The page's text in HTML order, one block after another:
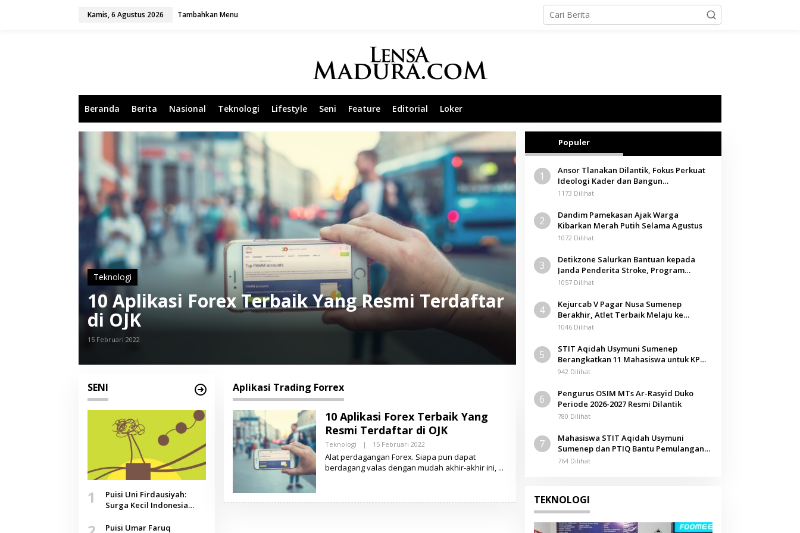
Kamis, 6 Agustus 2026 Tambahkan Menu
Beranda Berita Nasional Teknologi Lifestyle Seni Feature Editorial Loker
Teknologi
10 Aplikasi Forex Terbaik Yang Resmi Terdaftar
di OJK
15 Februari 2022
SENI
1
Puisi Uni Firdausiyah:
Surga Kecil Indonesia
Doa yang Jauh, Narasi
Puisi Umar Faruq
Aplikasi Trading Forrex
10 Aplikasi Forex Terbaik Yang
Resmi Terdaftar di OJK
Teknologi | 15 Februari 2022
E
H
S
Alat perdagangan Forex. Siapa pun dapat
berdagang valas dengan mudah akhir-akhir ini,
Populer
1
Ansor Tlanakan Dilantik, Fokus Perkuat
Ideologi Kader dan Bangun
Kemandirian Ekonomi
1173 Dilihat
2
Dandim Pamekasan Ajak Warga
Kibarkan Merah Putih Selama Agustus
1072 Dilihat
3
Detikzone Salurkan Bantuan kepada
Janda Penderita Stroke, Program
Berbagi Masuki Hari ke-61
1057 Dilihat
4
Kejurcab V Pagar Nusa Sumenep
Berakhir, Atlet Terbaik Melaju ke
Kejurwil Jatim
1046 Dilihat
5
STIT Aqidah Usymuni Sumenep
Berangkatkan 11 Mahasiswa untuk KPM
Internasional di Malaysia
942 Dilihat
6
Pengurus OSIM MTs Ar-Rasyid Duko
Periode 2026-2027 Resmi Dilantik
780 Dilihat
7
Mahasiswa STIT Aqidah Usymuni
Sumenep dan PTIQ Bantu Pemulangan
Jenazah WNI Asal Aceh di Malaysia
764 Dilihat
TEKNOLOGI